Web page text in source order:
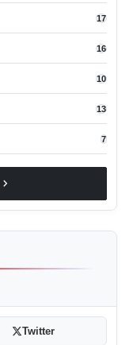
17
16
10
13
7
chevron_right
Twitter